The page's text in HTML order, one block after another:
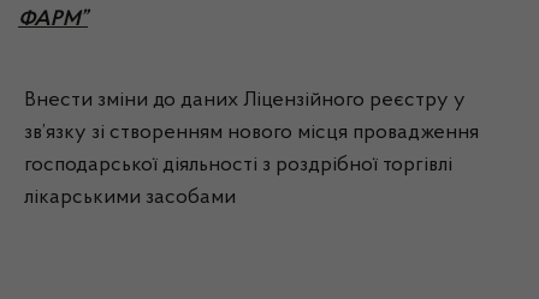
ФАРМ”
Внести зміни до даних Ліцензійного реєстру у
зв’язку зі створенням нового місця провадження
господарської діяльності з роздрібної торгівлі
лікарськими засобами